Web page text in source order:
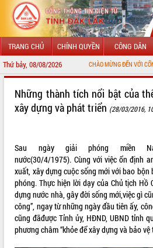
TRANG CHỦ CHÍNH QUYỀN CÔNG DÂN
Thứ bảy, 08/08/2026CHÀO MỪNG ĐẾN VỚI CỔNG THÔNG TIN
LÃNH ĐẠO UBND TỈNH
SỞ, BAN, NGÀNH
UBND CÁC XÃ, PHƯỜNG
THÔNG TIN CHỈ ĐẠO ĐIỀU HÀNH
HỆ THỐNG VĂN BẢN
Những thành tích nổi bật của
xây dựng và phát triển (28/03/2016,
Sau ngày giải phóng miền
nước(30/4/1975). Cùng với việc ổn định
xuất, xây dựng cuộc sống mới với bao bộn
phóng. Thực hiện lời dạy của Chủ tịch Hồ
dựng nước nhà, gây đời sống mới,việc gì
công”, ngay từ những ngày đầu tiên ấy,
cũng đãđược Tỉnh ủy, HĐND, UBND tỉnh
phương châm “khỏe để xây dựng và bảo vệ